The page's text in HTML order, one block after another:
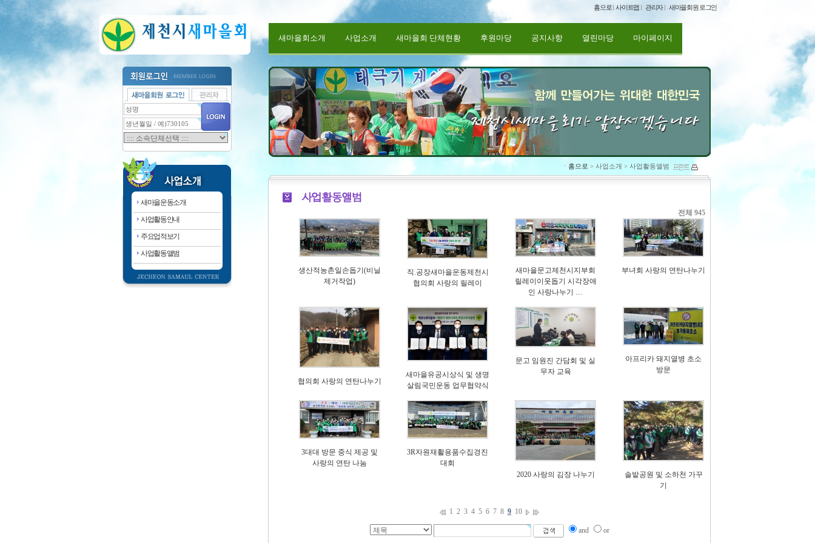
홈으로 사이트맵 관리자 새마을회원 로그인
새마을회소개 사업소개 새마을회 단체현황 후원마당 공지사항 열린마당 마이페이지
새마을운동소개
사업활동안내
주요업적보기
사업활동앨범
ㆍ 홈으로 > 사업소개 > 사업활동앨범
전체 945
생산적농촌일손돕기(비닐
제거작업)
직.공장새마을운동제천시
협의회 사랑의 릴레이
새마을문고제천시지부회
릴레이이웃돕기 시각장애
인 사랑나누기 …
부녀회 사랑의 연탄나누기
협의회 사랑의 연탄나누기
새마을유공시상식 및 생명
살림국민운동 업무협약식
문고 임원진 간담회 및 실
무자 교육
아프리카 돼지열병 초소
방문
3대대 방문 중식 제공 및
사랑의 연탄 나눔
3R자원재활용품수집경진
대회
2020 사랑의 김장 나누기
솔밭공원 및 소하천 가꾸
기
1 2 3 4 5 6 7 8 9 10
and or